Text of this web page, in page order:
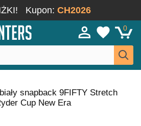
Kupon: CH2026
0
snapback 9FIFTY Stretch
Cup New Era